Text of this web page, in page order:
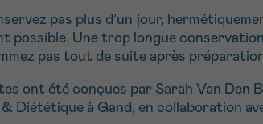
pas plus d’un jour,
possible. Une trop longue
pas tout de suite après
ont été conçues par Sarah Van Den
Diététique à Gand, en collaboration